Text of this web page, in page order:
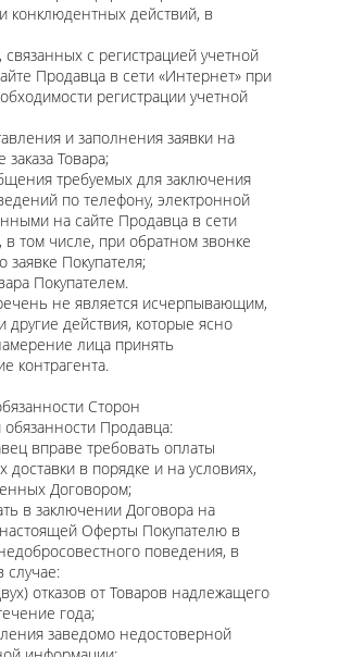
конклюдентных действий, в
связанных с регистрацией учетной
Продавца в сети «Интернет» при
регистрации учетной
и заполнения заявки на
Товара;
требуемых для заключения
по телефону, электронной
на сайте Продавца в сети
в том числе, при обратном звонке
заявке Покупателя;
Покупателем.
не является исчерпывающим,
другие действия, которые ясно
лица принять
контрагента.
Сторон
Продавца:
вправе требовать оплаты
доставки в порядке и на условиях,
Договором;
в заключении Договора на
Оферты Покупателю в
поведения, в
случае:
отказов от Товаров надлежащего
года;
заведомо недостоверной